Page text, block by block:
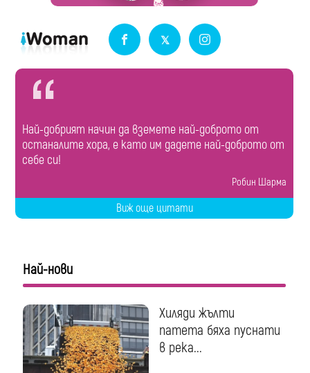
Най-добрият начин да вземете най-доброто от
останалите хора, е като им дадете най-доброто от
себе си!
Робин Шарма
Виж още цитати
Най-нови
Хиляди жълти
патета бяха пуснати
в река...